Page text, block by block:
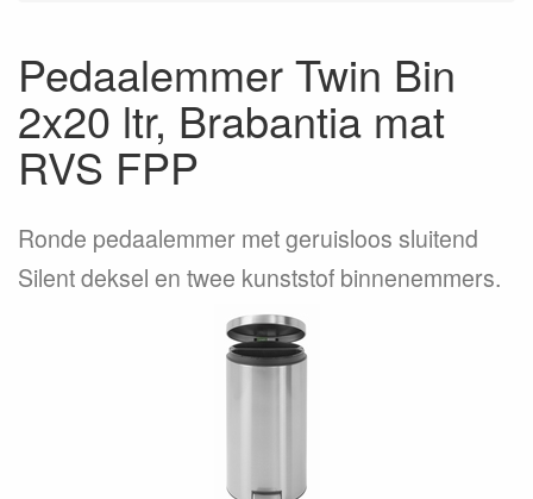
Pedaalemmer Twin Bin
2x20 ltr, Brabantia mat
RVS FPP
Ronde pedaalemmer met geruisloos sluitend
Silent deksel en twee kunststof binnenemmers.